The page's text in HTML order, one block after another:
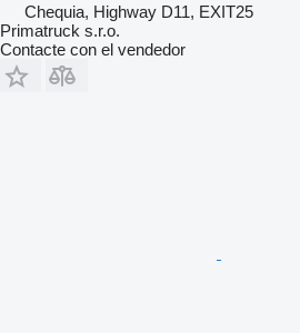
Chequia, Highway D11, EXIT25
Primatruck s.r.o.
Contacte con el vendedor